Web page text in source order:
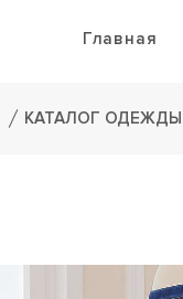
Главная
КАТАЛОГ ОДЕЖДЫ